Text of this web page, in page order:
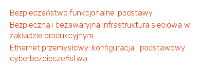
Bezpieczeństwo funkcjonalne: podstawy
Bezpieczna i bezawaryjna infrastruktura sieciowa w
zakładzie produkcyjnym
Ethernet przemysłowy: konfiguracja i podstawowy
cyberbezpieczeństwa